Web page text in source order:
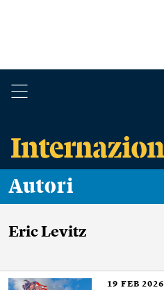
Autori
Eric Levitz
19 FEB 2026